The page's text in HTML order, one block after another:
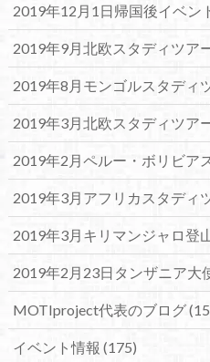
2019年12月1日帰国後イベン
2019年9月北欧スタディツア
2019年8月モンゴルスタディ
2019年3月北欧スタディツア
2019年2月ペルー・ボリビア
2019年3月アフリカスタディ
2019年3月キリマンジャロ登
2019年2月23日タンザニア大
MOTIproject代表のブログ
イベント情報 (175)